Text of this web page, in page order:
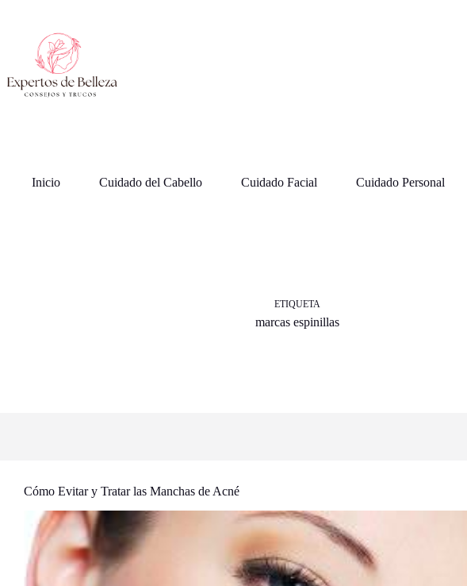
contenido
Inicio Cuidado del Cabello Cuidado Facial Cuidado Personal
ETIQUETA
marcas espinillas
Cómo Evitar y Tratar las Manchas de Acné